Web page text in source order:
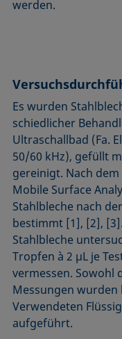
werden.
Es wurden
schiedlicher
Ultraschallbad (Fa.
50/60 kHz), gefüllt
gereinigt. Nach
Mobile Surface
Stahlbleche nach
bestimmt [1], [2],
Stahlbleche
Tropfen à 2 µL je
vermessen. Sowohl
Messungen wurden
Verwendeten
aufgeführt.